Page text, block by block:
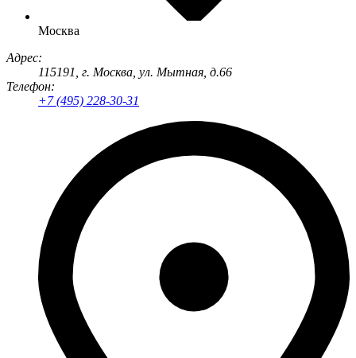
Москва
Адрес:
115191 , г. Москва ул. Мытная, д.66
Телефон:
+7 (495) 228-30-31